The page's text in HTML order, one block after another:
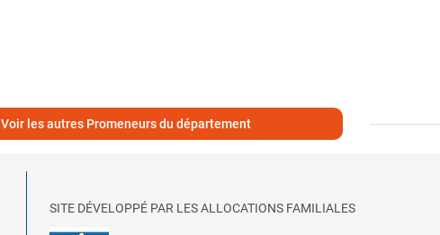
Voir les autres Promeneurs du département
SITE DÉVELOPPÉ PAR LES ALLOCATIONS FAMILIALES